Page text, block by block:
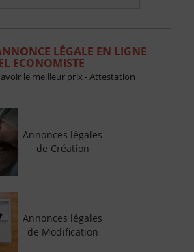
LÉGALE EN LIGNE
ECONOMISTE
le meilleur prix - Attestation
Annonces légales
de Création
Annonces légales
de Modification